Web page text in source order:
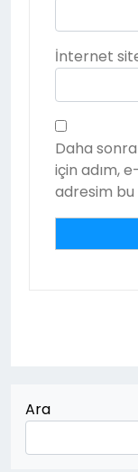
İnternet
Daha
için adım,
adresim bu
Ara